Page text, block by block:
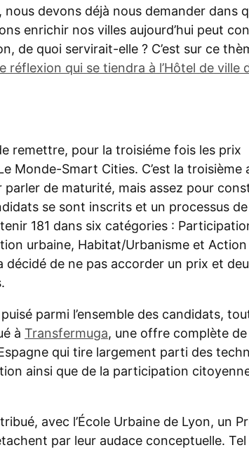
devons déjà nous demander dans
enrichir nos villes aujourd’hui peut
de quoi servirait-elle ? C’est sur ce
réflexion qui se tiendra à l’Hôtel de ville
remettre, pour la troisiéme fois les prix
Monde-Smart Cities. C’est la troisième
de maturité, mais assez pour
se sont inscrits et un processus
181 dans six catégories :
urbaine, Habitat/Urbanisme et Action
décidé de ne pas accorder un prix et
parmi l’ensemble des candidats,
à Transfermuga, une offre complète
qui tire largement parti des
ainsi que de la participation
avec l’École Urbaine de Lyon, un
par leur audace conceptuelle.